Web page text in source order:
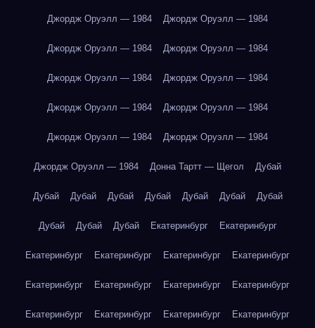
Джордж Оруэлл — 1984 Джордж Оруэлл — 1984
Джордж Оруэлл — 1984 Джордж Оруэлл — 1984
Джордж Оруэлл — 1984 Джордж Оруэлл — 1984
Джордж Оруэлл — 1984 Джордж Оруэлл — 1984
Джордж Оруэлл — 1984 Джордж Оруэлл — 1984
Джордж Оруэлл — 1984 Донна Тартт — Щегол Дубай
Дубай Дубай Дубай Дубай Дубай Дубай Дубай
Дубай Дубай Дубай Екатеринбург Екатеринбург
Екатеринбург Екатеринбург Екатеринбург Екатеринбург
Екатеринбург Екатеринбург Екатеринбург Екатеринбург
Екатеринбург Екатеринбург Екатеринбург Екатеринбург